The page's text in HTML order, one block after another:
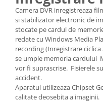
Camera DVR inregistreaza
si stabilizator electronic de
stocate pe cardul de
redate cu Windows Media
recording (Inregistrare
se umple memoria cardului
vor fi suprascrise. Fisierele
accident.
Aparatul utilizeaza Chipset
calitate deosebita a imaginii.